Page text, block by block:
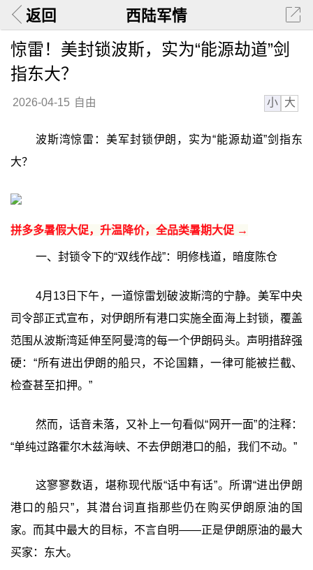
返回 西陆军情
惊雷！美封锁波斯，实为“能源劫道”剑
指东大？
2026-04-15 自由 小 大
波斯湾惊雷：美军封锁伊朗，实为“能源劫道”剑指东
大？
拼多多暑假大促，升温降价，全品类暑期大促 →
一、封锁令下的“双线作战”：明修栈道，暗度陈仓
4月13日下午，一道惊雷划破波斯湾的宁静。美军中央
司令部正式宣布，对伊朗所有港口实施全面海上封锁，覆盖
范围从波斯湾延伸至阿曼湾的每一个伊朗码头。声明措辞强
硬：“所有进出伊朗的船只，不论国籍，一律可能被拦截、
检查甚至扣押。”
然而，话音未落，又补上一句看似“网开一面”的注释：
“单纯过路霍尔木兹海峡、不去伊朗港口的船，我们不动。”
这寥寥数语，堪称现代版“话中有话”。所谓“进出伊朗
港口的船只”，其潜台词直指那些仍在购买伊朗原油的国
家。而其中最大的目标，不言自明——正是伊朗原油的最大
买家：东大。